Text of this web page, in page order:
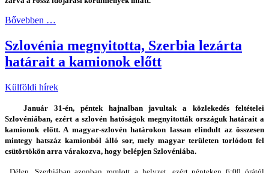
Bővebben …
Szlovénia megnyitotta, Szerbia lezárta
határait a kamionok előtt
Külföldi hírek
Január 31-én, péntek hajnalban javultak a közlekedés feltételei
Szlovéniában, ezért a szlovén hatóságok megnyitották országuk határait a
kamionok előtt. A magyar-szlovén határokon lassan elindult az összesen
mintegy hatszáz kamionból álló sor, mely magyar területen torlódott fel
csütörtökön arra várakozva, hogy belépjen Szlovéniába.